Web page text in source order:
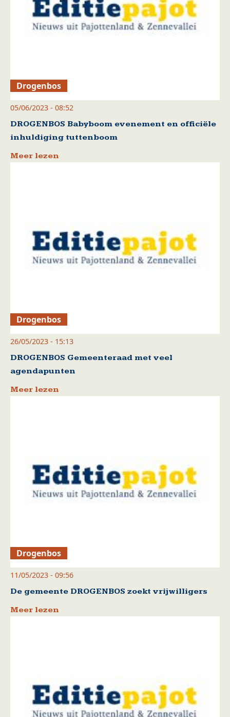
Drogenbos
05/06/2023 - 08:52
DROGENBOS Babyboom evenement en officiële
inhuldiging tuttenboom
Meer lezen
Drogenbos
26/05/2023 - 15:13
DROGENBOS Gemeenteraad met veel
agendapunten
Meer lezen
Drogenbos
11/05/2023 - 09:56
De gemeente DROGENBOS zoekt vrijwilligers
Meer lezen